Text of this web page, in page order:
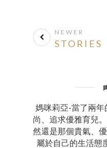
NEWER
STORIES
媽咪莉亞-當了兩
尚、追求優雅育兒
然還是那個貴氣、
屬於自己的生活態